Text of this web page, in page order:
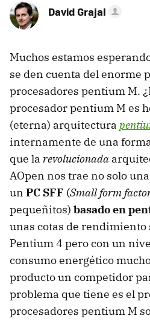
David Grajal
Muchos estamos
se den cuenta del enorme
procesadores pentium M.
procesador pentium M es
(eterna) arquitectura
internamente de una
que la revolucionada
AOpen nos trae no solo
un PC SFF (Small form
pequeñitos) basado en
unas cotas de rendimiento
Pentium 4 pero con un
consumo energético
producto un competidor
problema que tiene es el
procesadores pentium M